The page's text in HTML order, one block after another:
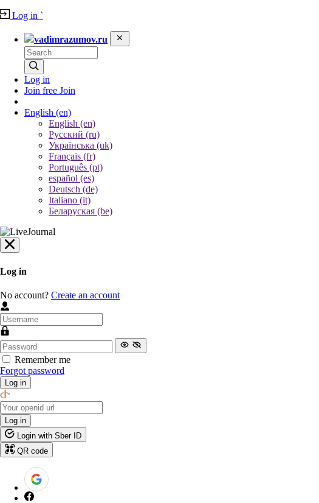
Log in `
vadimrazumov.ru
Log in
Join free Join
English (en)
English (en)
Русский (ru)
Українська (uk)
Français (fr)
Português (pt)
español (es)
Deutsch (de)
Italiano (it)
Беларуская (be)
Log in
No account? Create an account
Remember me
Forgot password
Log in
Log in
Login with Sber ID
QR code